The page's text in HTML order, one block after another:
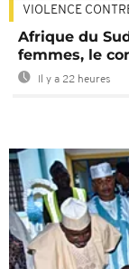
VIOLENCE
Afrique du
femmes, le
Il y a 22 heures